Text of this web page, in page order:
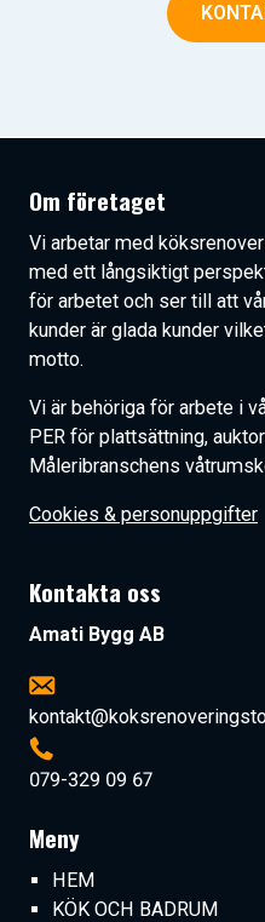
Om företaget
Vi arbetar med
med ett långsiktigt
för arbetet och ser till att
kunder är glada kunder
motto.
Vi är behöriga för arbete i
PER för plattsättning,
Måleribranschens
Cookies & personuppgifter
Kontakta oss
Amati Bygg AB
079-329 09 67
Meny
HEM
KÖK OCH BADRUM